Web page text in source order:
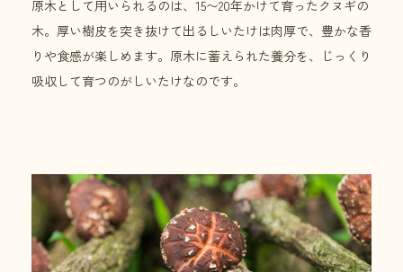
原木として用いられるのは、15〜20年かけて育ったクヌギの
木。厚い樹皮を突き抜けて出るしいたけは肉厚で、豊かな香
りや食感が楽しめます。原木に蓄えられた養分を、じっくり
吸収して育つのがしいたけなのです。